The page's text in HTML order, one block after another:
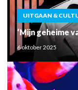
UITGAAN &
‘Mijn geheime
6 oktober 2025